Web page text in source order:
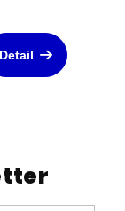
Detail